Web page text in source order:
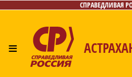
СПРАВЕДЛИВАЯ
≡